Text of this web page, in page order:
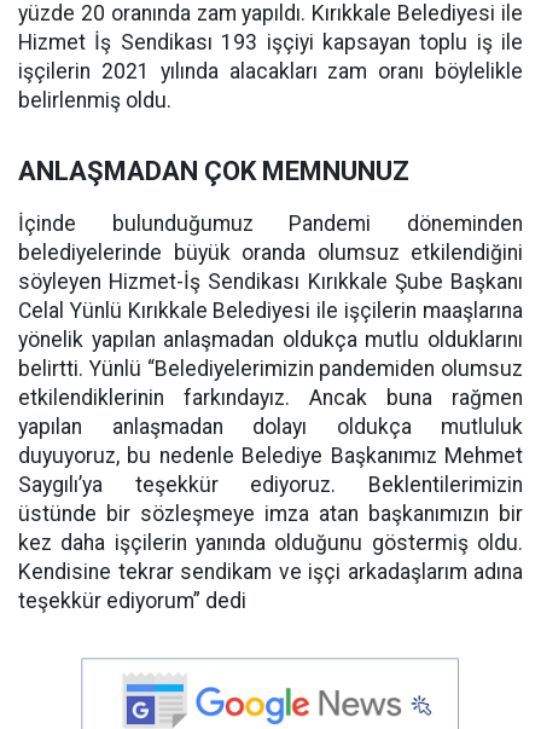
yüzde 20 oranında zam yapıldı. Kırıkkale Belediyesi ile
Hizmet İş Sendikası 193 işçiyi kapsayan toplu iş ile
işçilerin 2021 yılında alacakları zam oranı böylelikle
belirlenmiş oldu.
ANLAŞMADAN ÇOK MEMNUNUZ
İçinde bulunduğumuz Pandemi döneminden
belediyelerinde büyük oranda olumsuz etkilendiğini
söyleyen Hizmet-İş Sendikası Kırıkkale Şube Başkanı
Celal Yünlü Kırıkkale Belediyesi ile işçilerin maaşlarına
yönelik yapılan anlaşmadan oldukça mutlu olduklarını
belirtti. Yünlü “Belediyelerimizin pandemiden olumsuz
etkilendiklerinin farkındayız. Ancak buna rağmen
yapılan anlaşmadan dolayı oldukça mutluluk
duyuyoruz, bu nedenle Belediye Başkanımız Mehmet
Saygılı’ya teşekkür ediyoruz. Beklentilerimizin
üstünde bir sözleşmeye imza atan başkanımızın bir
kez daha işçilerin yanında olduğunu göstermiş oldu.
Kendisine tekrar sendikam ve işçi arkadaşlarım adına
teşekkür ediyorum” dedi